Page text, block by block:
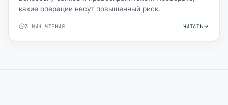
какие операции несут повышенный риск.
3 МИН ЧТЕНИЯ ЧИТАТЬ